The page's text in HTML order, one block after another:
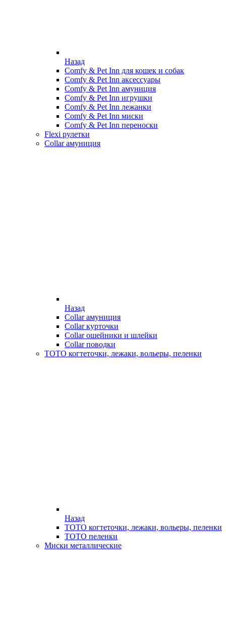
Назад
Comfy & Pet Inn для кошек и собак
Comfy & Pet Inn аксессуары
Comfy & Pet Inn амуниция
Comfy & Pet Inn игрушки
Comfy & Pet Inn лежанки
Comfy & Pet Inn миски
Comfy & Pet Inn переноски
Flexi рулетки
Collar амуниция
Назад
Collar амуниция
Collar курточки
Collar ошейники и шлейки
Collar поводки
ТОТО когтеточки, лежаки, вольеры, пеленки
Назад
ТОТО когтеточки, лежаки, вольеры, пеленки
ТОТО пеленки
Миски металлические